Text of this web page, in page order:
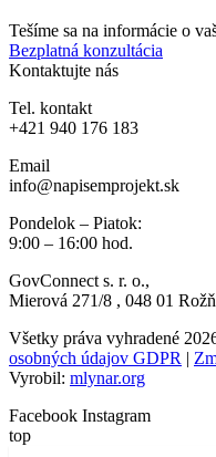
Tešíme sa na informácie o
Bezplatná konzultácia
Kontaktujte nás
Tel. kontakt
+421 940 176 183
Email
info@napisemprojekt.sk
Pondelok – Piatok:
9:00 – 16:00 hod.
GovConnect s. r. o.,
Mierová 271/8 , 048 01
Všetky práva vyhradené
osobných údajov GDPR |
Vyrobil: mlynar.org
Facebook Instagram
top